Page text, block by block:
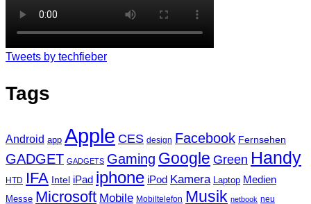
Tweets by techfieber
Tags
Android app Apple CES design Facebook Fernsehen
GADGET GADGETS Gaming Google Green Handy
HTD IFA Intel iPad iphone iPod Kamera Laptop Medien
Messe Microsoft Mobile Mobiltelefon Musik netbook neu